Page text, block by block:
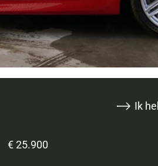
€ 25.900
Ik